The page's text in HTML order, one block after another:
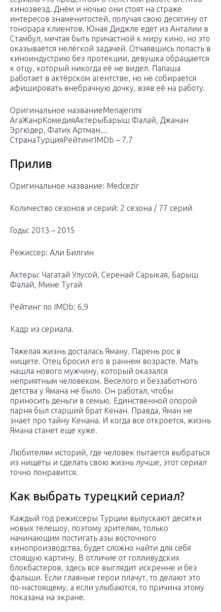
кинозвезд. Днём и ночью они стоят на страже
интересов знаменитостей, получая свою десятину от
гонорара клиентов. Юная Диджле едет из Анталии в
Стамбул, мечтая быть причастной к миру кино, но это
оказывается нелёгкой задачей. Отчаявшись попасть в
киноиндустрию без протекции, девушка обращается
к отцу, который никогда её не видел. Папаша
работает в актёрском агентстве, но не собирается
афишировать внебрачную дочку, взяв её на работу.
Оригинальное названиеMenajerimi
AraЖанрКомедияАктерыБарыш Фалай, Джанан
Эргюдер, Фатих Артман…
СтранаТурцияРейтингIMDb – 7.7
Прилив
Оригинальное название: Medcezir
Количество сезонов и серий: 2 сезона / 77 серий
Годы: 2013 – 2015
Режиссер: Али Билгин
Актеры: Чагатай Улусой, Серенай Сарыкая, Барыш
Фалай, Мине Тугай
Рейтинг по IMDb: 6,9
Кадр из сериала.
Тяжелая жизнь досталась Яману. Парень рос в
нищете. Отец бросил его в раннем возрасте. Мать
нашла нового мужчину, который оказался
неприятным человеком. Веселого и беззаботного
детства у Ямана не было. Он работал, чтобы
приносить деньги в семью. Единственной опорой
парня был старший брат Кенан. Правда, Яман не
знает про тайну Кенана. И когда все откроется, жизнь
Ямана станет еще хуже.
Любителям историй, где человек пытается выбраться
из нищеты и сделать свою жизнь лучше, этот сериал
точно понравится.
Как выбрать турецкий сериал?
Каждый год режиссеры Турции выпускают десятки
новых телешоу, поэтому зрителям, только
начинающим постигать азы восточного
кинопроизводства, будет сложно найти для себя
стоящую картину. В отличие от голливудских
блокбастеров, здесь все выглядит искренне и без
фальши. Если главные герои плачут, то делают это
по-настоящему, а если улыбаются, то причина этому
показана на экране.